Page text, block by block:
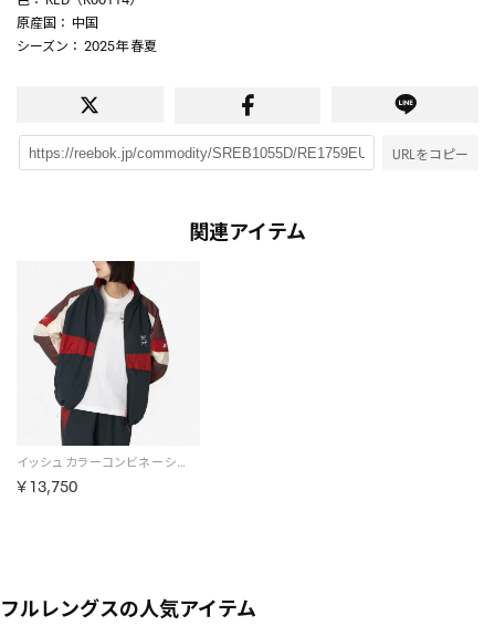
原産国 ： 中国
シーズン ： 2025年 春夏
URLをコピー
関連アイテム
イッシュ カラーコンビネーショントラックジャケット / IS:SUE Color Combination Track Jacket【返品不可商品】（RED）
￥13,750
フルレングスの人気アイテム